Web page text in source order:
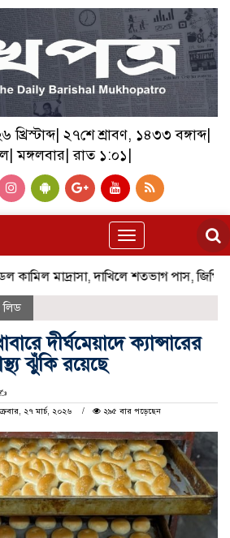
২৭শে শ্রাবণ, ১৪৩৩ বঙ্গাব্দ|
মঙ্গলবার| রাত ১:০১|
Toggle
navigation
মাদ্রাসা, দাখিলে শতভাগ পাস, জিপিএ-৫
লিড
দীর্ঘমেয়াদে ক্যান্সারের
ঝুঁকি রয়েছে
২৭ মার্চ, ২০২৬
২৯৫ বার পড়েছেন